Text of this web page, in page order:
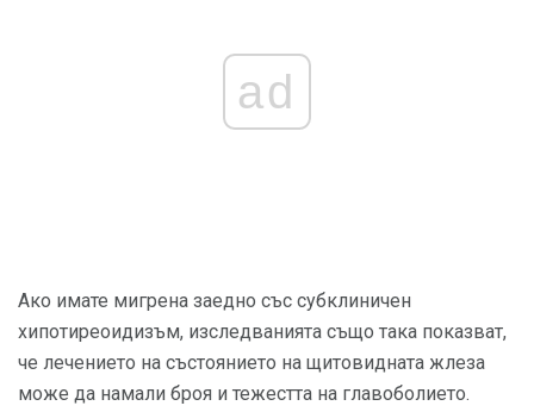
ad
Ако имате мигрена заедно със субклиничен
хипотиреоидизъм, изследванията също така показват,
че лечението на състоянието на щитовидната жлеза
може да намали броя и тежестта на главоболието.